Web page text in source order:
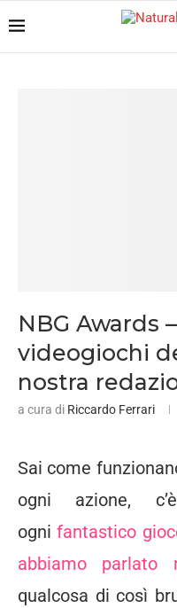
NBG Awards
videogiochi
nostra
a cura di Riccardo Ferrari
Sai come
ogni azione,
ognifantastico
abbiamo parlato
qualcosa di così